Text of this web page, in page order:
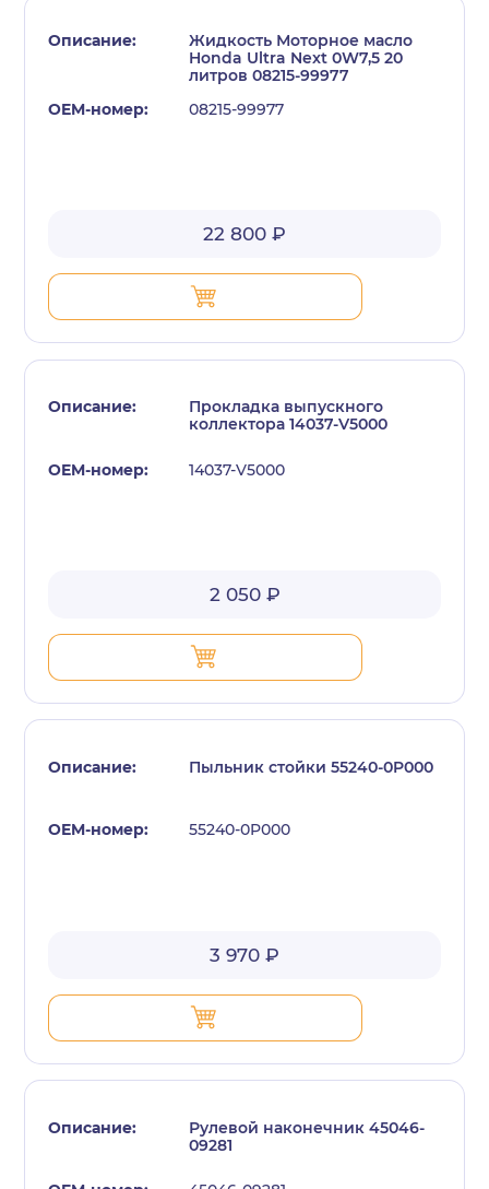
Жидкость Моторное масло
Honda Ultra Next 0W7,5 20
литров 08215-99977
08215-99977
22 800 ₽
Прокладка выпускного
коллектора 14037-V5000
14037-V5000
2 050 ₽
Пыльник стойки 55240-0P000
55240-0P000
3 970 ₽
Рулевой наконечник 45046-
09281